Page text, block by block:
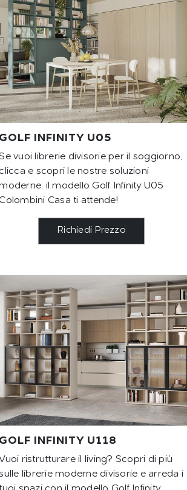
GOLF INFINITY U05
vuoi librerie divisorie per il soggiorno,
e scopri le nostre soluzioni
il modello Golf Infinity U05
Casa ti attende!
Richiedi Prezzo
GOLF INFINITY U118
ristrutturare il living? Scopri di più
librerie moderne divisorie e arreda i